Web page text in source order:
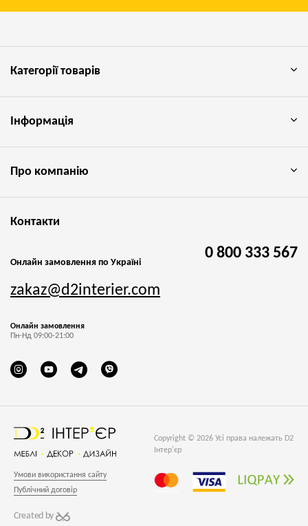
Copyright © 2026 Усі права належать D2
Інтер'єр
Умови використання сайту
Публічний договір
Created by
Категорії товарів
Інформація
Про компанію
Контакти
Онлайн замовлення по Україні
0 800 333 567
zakaz@d2interier.com
Онлайн замовлення
Пн-Нд 09:00-21:00